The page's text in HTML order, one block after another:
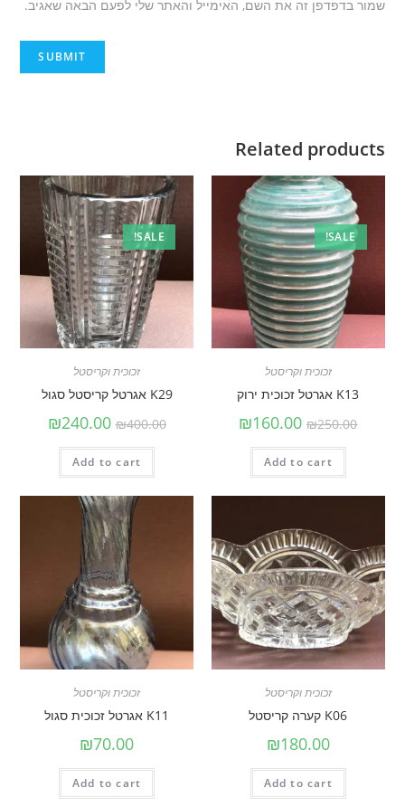
שמור בדפדפן זה את השם, האימייל והאתר שלי לפעם הבאה שאגיב.
Related products
SALE!
זכוכית וקריסטל
K13 אגרטל זכוכית ירוק
₪250.00
₪160.00
Add to cart
SALE!
זכוכית וקריסטל
K29 אגרטל קריסטל סגול
₪400.00
₪240.00
Add to cart
זכוכית וקריסטל
K06 קערה קריסטל
₪180.00
Add to cart
זכוכית וקריסטל
K11 אגרטל זכוכית סגול
₪70.00
Add to cart